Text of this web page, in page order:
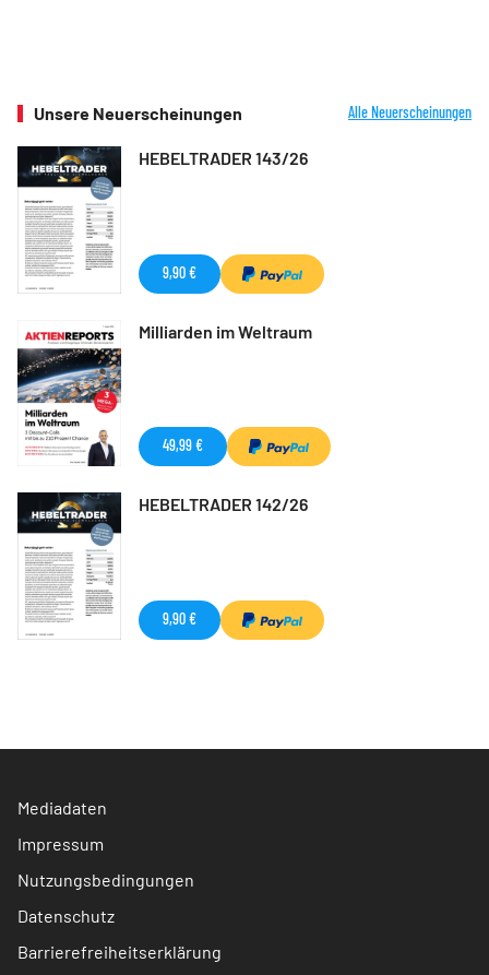
Unsere Neuerscheinungen Alle Neuerscheinungen
HEBELTRADER 143/26
9,90 €
Milliarden im Weltraum
49,99 €
HEBELTRADER 142/26
9,90 €
Mediadaten
Impressum
Nutzungsbedingungen
Datenschutz
Barrierefreiheitserklärung